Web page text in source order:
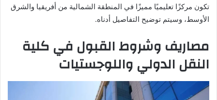
تكون مركزًا تعليميًا مميزًا في المنطقة الشمالية من أفريقيا والشرق
الأوسط، وسيتم توضيح التفاصيل أدناه.
مصاريف وشروط القبول في كلية
النقل الدولي واللوجستيات